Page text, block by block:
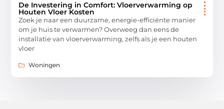
De Investering in Comfort: Vloerverwarming op
Houten Vloer Kosten
Zoek je naar een duurzame, energie-efficiënte manier
om je huis te verwarmen? Overweeg dan eens de
installatie van vloerverwarming, zelfs als je een houten
vloer
Woningen